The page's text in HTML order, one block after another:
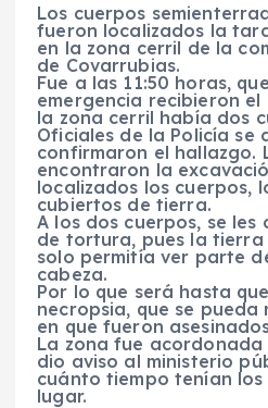
Los cuerpos
fueron localizados la
en la zona cerril de la
de Covarrubias.
Fue a las 11:50 horas,
emergencia recibieron
la zona cerril había dos
Oficiales de la Policía se
confirmaron el hallazgo.
encontraron la
localizados los cuerpos,
cubiertos de tierra.
A los dos cuerpos, se
de tortura, pues la tierra
solo permitía ver parte
cabeza.
Por lo que será hasta
necropsia, que se pueda
en que fueron
La zona fue
dio aviso al ministerio
cuánto tiempo tenían los
lugar.